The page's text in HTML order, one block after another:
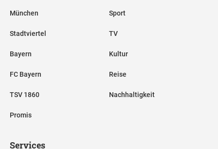
München
Stadtviertel
Bayern
FC Bayern
TSV 1860
Promis
Sport
TV
Kultur
Reise
Nachhaltigkeit
Services